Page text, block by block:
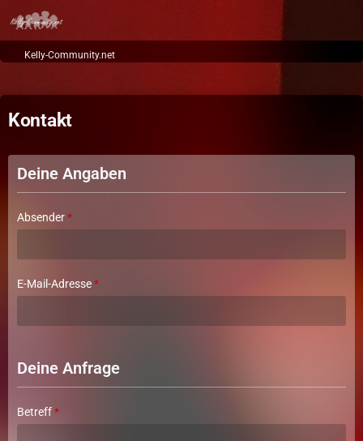
Kelly-Community.net
Kontakt
Deine Angaben
Absender*
E-Mail-Adresse*
Deine Anfrage
Betreff*